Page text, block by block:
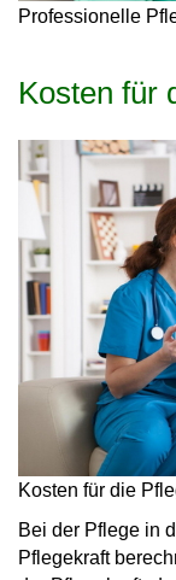
Professionelle
Kosten für
Kosten für die
Bei der Pflege in
Pflegekraft